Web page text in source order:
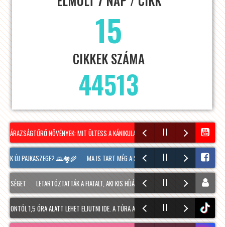
15
CIKKEK SZÁMA
44513
NÖVÉNYEK: MIT ÜLTESS A KÁNIKULÁRA KÉSZÜLVE? NÉPSZERŰ A
ÚJ PAJKASZEGE? 🌄🏘️🌾 MA IS TART MÉG A SOPRONI BORÜNNEP, 20 ÓRAKOR A
LETARTÓZTATTÁK A FIATALT, AKI KIS HÍJÁN MEGÖLT EGY 28 ÉVES FÉRFIT
1,5 ÓRA ALATT LEHET ELJUTNI IDE. A TÚRA A PREINER GSCHEID PARKOLÓBÓL INDUL
tiktok